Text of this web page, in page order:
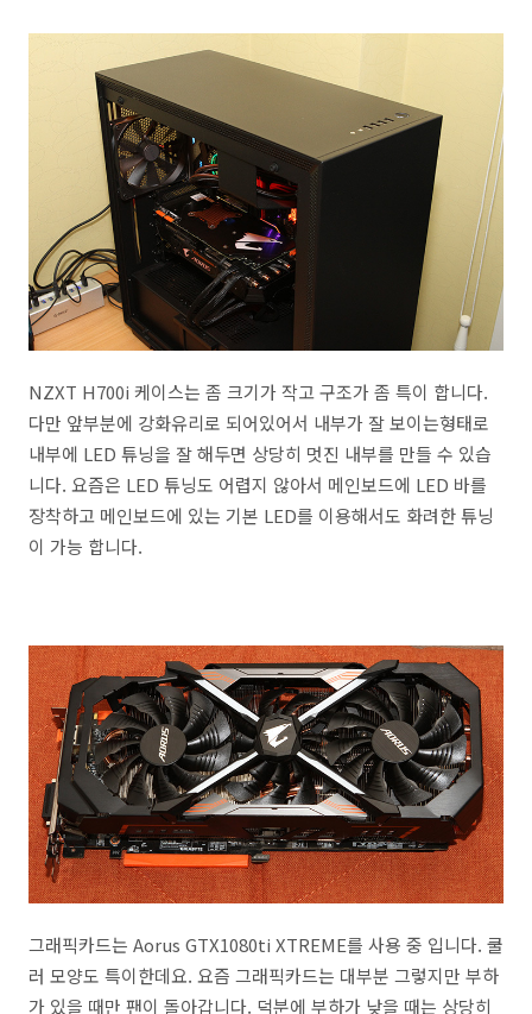
NZXT H700i 케이스는 좀 크기가 작고 구조가 좀 특이 합니다.
다만 앞부분에 강화유리로 되어있어서 내부가 잘 보이는형태로
내부에 LED 튜닝을 잘 해두면 상당히 멋진 내부를 만들 수 있습
니다. 요즘은 LED 튜닝도 어렵지 않아서 메인보드에 LED 바를
장착하고 메인보드에 있는 기본 LED를 이용해서도 화려한 튜닝
이 가능 합니다.
그래픽카드는 Aorus GTX1080ti XTREME를 사용 중 입니다. 쿨
러 모양도 특이한데요. 요즘 그래픽카드는 대부분 그렇지만 부하
가 있을 때만 팬이 돌아갑니다. 덕분에 부하가 낮을 때는 상당히